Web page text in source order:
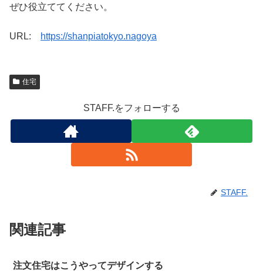
ぜひ役立ててください。
URL: https://shanpiatokyo.nagoya
住宅
STAFF.をフォローする
STAFF.
関連記事
注文住宅はこうやってデザインする